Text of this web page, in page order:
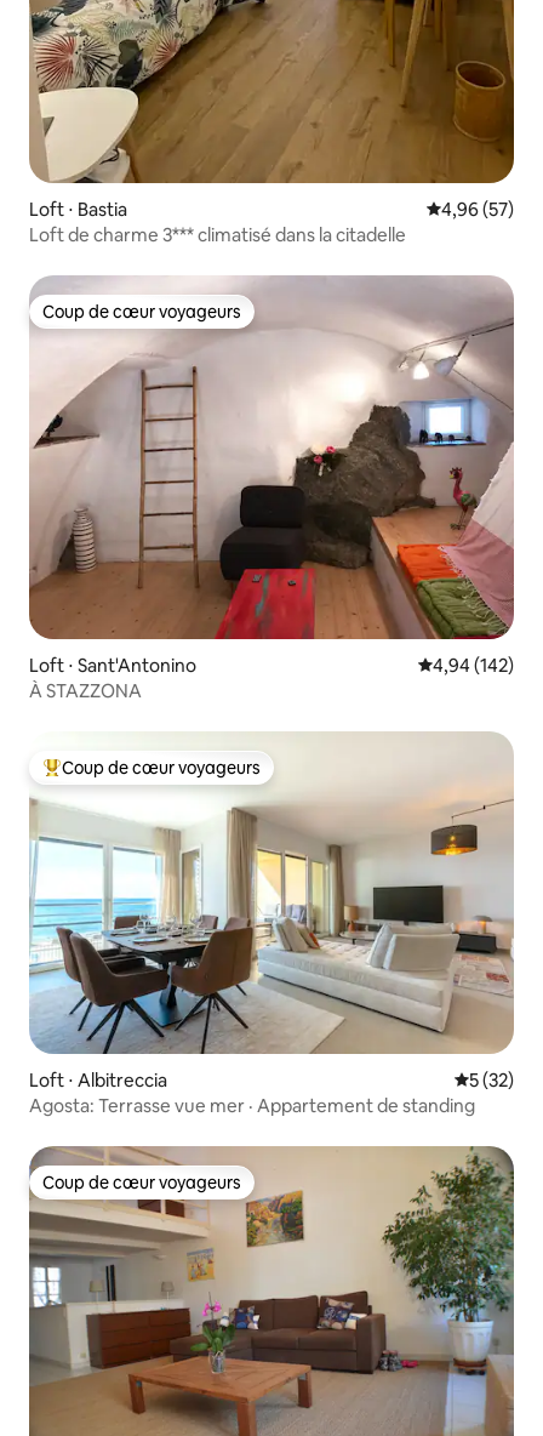
Loft ⋅ Bastia Évaluation
4,96 (57)
Loft de charme 3*** climatisé dans la citadelle
Coup de cœur voyageurs
Coup de cœur voyageurs
Loft ⋅ Sant'Antonino Évaluation
4,94 (142)
À STAZZONA
Coups de cœur voyageurs les plus appréciés
Coup de cœur voyageurs
Loft ⋅ Albitreccia
5 (32)
Agosta: Terrasse vue mer · Appartement de standing
Coup de cœur voyageurs
Coup de cœur voyageurs